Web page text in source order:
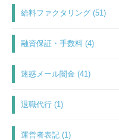
給料ファクタリング (51)
融資保証・手数料 (4)
迷惑メール闇金 (41)
退職代行 (1)
運営者表記 (1)